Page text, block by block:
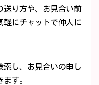
送り方や、お見合い前
軽にチャットで仲人に
索し、お見合いの申し
す。